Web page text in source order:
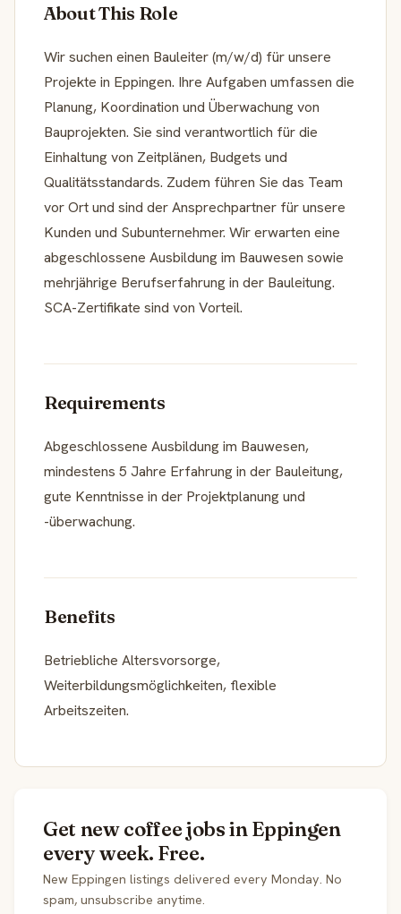
About This Role
Wir suchen einen Bauleiter (m/w/d) für unsere
Projekte in Eppingen. Ihre Aufgaben umfassen die
Planung, Koordination und Überwachung von
Bauprojekten. Sie sind verantwortlich für die
Einhaltung von Zeitplänen, Budgets und
Qualitätsstandards. Zudem führen Sie das Team
vor Ort und sind der Ansprechpartner für unsere
Kunden und Subunternehmer. Wir erwarten eine
abgeschlossene Ausbildung im Bauwesen sowie
mehrjährige Berufserfahrung in der Bauleitung.
SCA-Zertifikate sind von Vorteil.
Requirements
Abgeschlossene Ausbildung im Bauwesen,
mindestens 5 Jahre Erfahrung in der Bauleitung,
gute Kenntnisse in der Projektplanung und
-überwachung.
Benefits
Betriebliche Altersvorsorge,
Weiterbildungsmöglichkeiten, flexible
Arbeitszeiten.
Get new coffee jobs in Eppingen
every week. Free.
New Eppingen listings delivered every Monday. No
spam, unsubscribe anytime.